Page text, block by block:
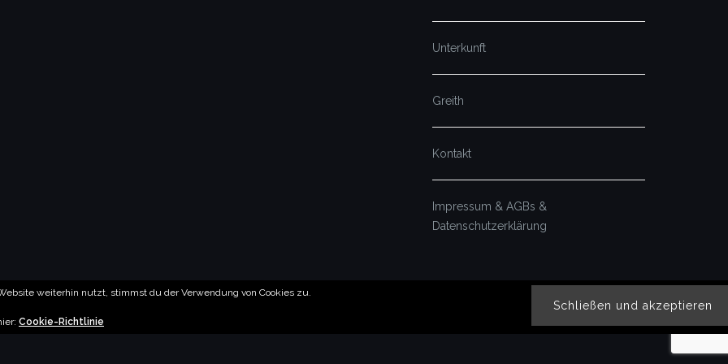
weiterhin nutzt, stimmst du der Verwendung von Cookies zu.
Cookie-Richtlinie
Unterkunft
Greith
Kontakt
Impressum & AGBs &
Datenschutzerklärung